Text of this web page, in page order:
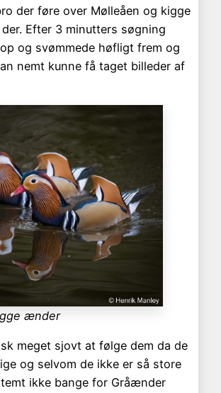
der føre over Mølleåen og kigge
Efter 3 minutters søgning
og svømmede høfligt frem og
nemt kunne få taget billeder af
ænder
meget sjovt at følge dem da de
og selvom de ikke er så store
ikke bange for Gråænder